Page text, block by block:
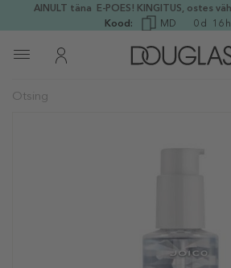
AINULT täna E-POES! KINGITUS, ostes
Kood:
MD 0 d 16 h